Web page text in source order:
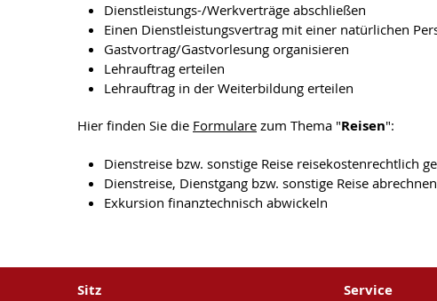
Dienstleistungs-/Werkverträge abschließen
Einen Dienstleistungsvertrag mit einer natürlichen
Gastvortrag/Gastvorlesung organisieren
Lehrauftrag erteilen
Lehrauftrag in der Weiterbildung erteilen
Hier finden Sie die Formulare zum Thema "Reisen":
Dienstreise bzw. sonstige Reise reisekostenrechtlich
Dienstreise, Dienstgang bzw. sonstige Reise abrechnen
Exkursion finanztechnisch abwickeln
Sitz Service